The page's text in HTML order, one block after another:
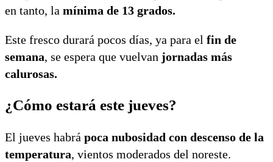
en tanto, la mínima de 13 grados.
Este fresco durará pocos días, ya para el fin de
semana, se espera que vuelvan jornadas más
calurosas.
¿Cómo estará este jueves?
El jueves habrá poca nubosidad con descenso de la
temperatura, vientos moderados del noreste.